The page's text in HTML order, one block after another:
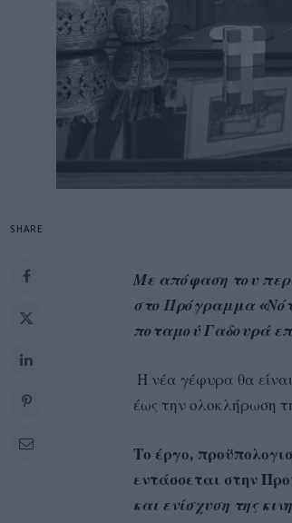
SHARE
Με απόφαση του
στο Πρόγραμμα
ποταμού Γαδουρά
Η νέα γέφυρα θα
έως την ολοκλήρωση
Το έργο,
εντάσσεται στην
και ενίσχυση της